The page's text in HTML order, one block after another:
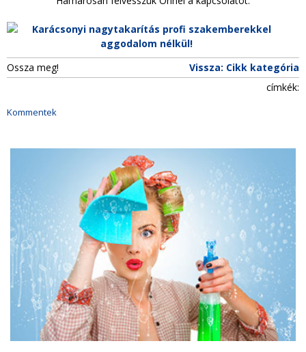
Ossza meg!
Vissza: Cikk kategória
címkék:
Kommentek